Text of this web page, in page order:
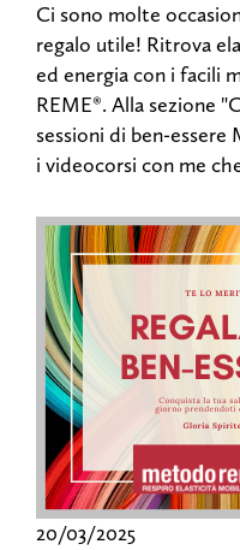
Ci sono molte
regalo utile! Ritrova
ed energia con i facili
REME®. Alla sezione
sessioni di ben-
i videocorsi con me
20/03/2025